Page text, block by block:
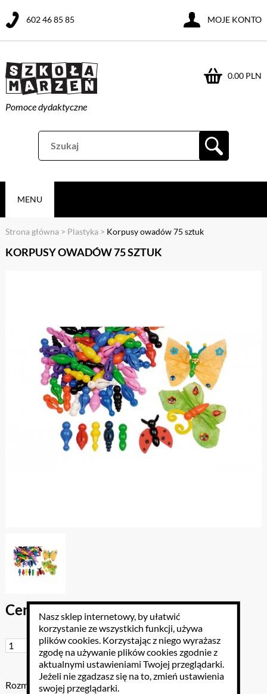
Pomoce dydaktyczne
0.00 PLN
602 46 85 85 MOJE KONTO
MENU
Strona główna > Plastyka > Korpusy owadów 75 sztuk
KORPUSY OWADÓW 75 SZTUK
Cena brutto: 34.44 PLN
Do koszyka
Rozmiar: W opisie
Nasz sklep internetowy, by ułatwić
korzystanie ze wszystkich funkcji, używa
plików cookies. Korzystając z niego wyrażasz
zgodę na używanie plików cookies zgodnie z
aktualnymi ustawieniami Twojej przeglądarki.
Jeżeli nie zgadzasz się na to, zmień ustawienia
swojej przeglądarki.